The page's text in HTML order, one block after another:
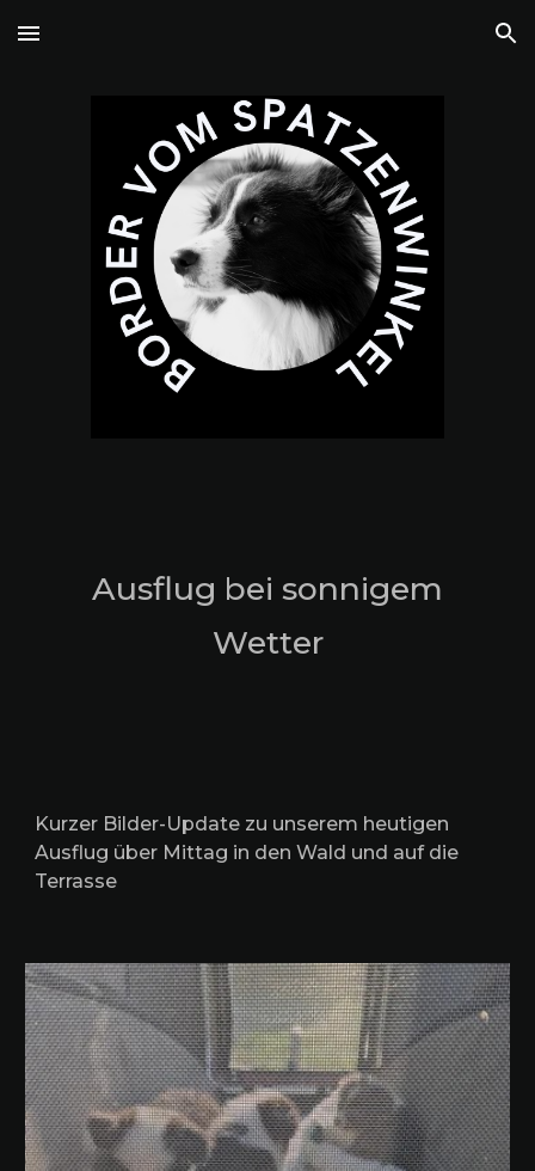
Skip to main content Skip to navigation
Ausflug bei sonnigem
Wetter
Kurzer Bilder-Update zu unserem heutigen
Ausflug über Mittag in den Wald und auf die
Terrasse